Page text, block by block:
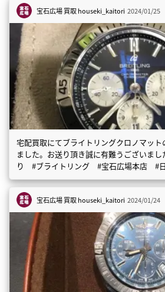
宝石広場 買取houseki_kaitori 2024/01/25
宅配買取にてブライトリングクロノマッ
ました。お送り頂き誠に有難うございま
り #ブライトリング #宝石広場本店 #
宝石広場 買取houseki_kaitori 2024/01/24